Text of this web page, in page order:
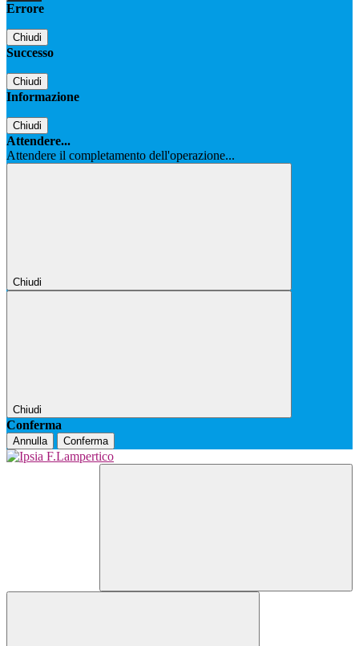
Errore
Chiudi
Successo
Chiudi
Informazione
Chiudi
Attendere...
Attendere il completamento dell'operazione...
Chiudi
Chiudi
Conferma
Annulla Conferma